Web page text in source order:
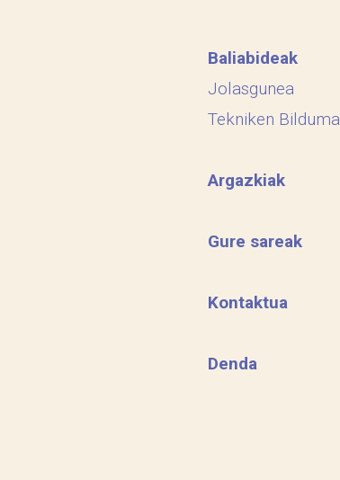
Baliabideak
Jolasgunea
Tekniken Bilduma
Argazkiak
Gure sareak
Kontaktua
Denda